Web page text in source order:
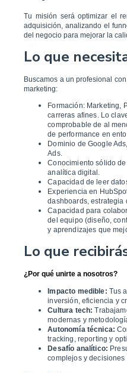
Tu misión será optimizar el
adquisición, analizando el
del negocio para mejorar la
Lo que
Buscamos a un profesional
marketing:
Formación: Marketing,
carreras afines. Lo
comprobable de al
de performance en
Dominio de Google
Ads.
Conocimiento sólido
analítica digital.
Capacidad de leer
Experiencia en
dashboards, estrategia
Capacidad para
del equipo (diseño,
y aprendizajes que
Lo que
¿Por qué unirte a nosotros?
Impacto medible: Tus
inversión, eficiencia y
Cultura tech:
modernas y
Autonomía técnica:
tracking, reporting y
Desafío analítico:
complejos y